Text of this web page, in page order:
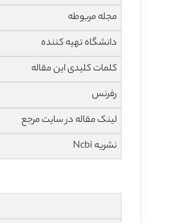
مجله مربوطه
دانشگاه تهیه کننده
کلمات کلیدی این مقاله
رفرنس
لینک مقاله در سایت مرجع
نشریه Ncbi